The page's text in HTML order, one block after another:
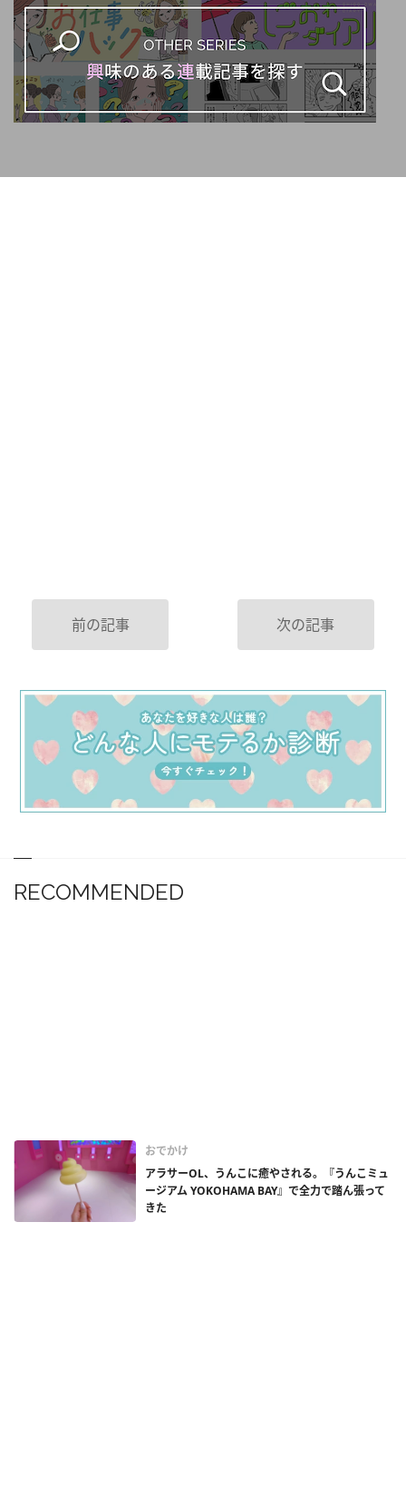
前の記事 次の記事
RECOMMENDED
おでかけ
アラサーOL、うんこに癒やされる。『うんこミュ
ージアム YOKOHAMA BAY』で全力で踏ん張って
きた